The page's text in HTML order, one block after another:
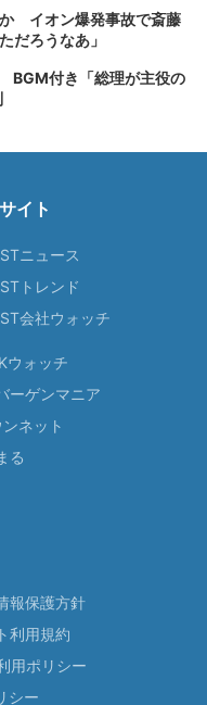
イオン爆発事故で斎藤
だろうなあ」
BGM付き「総理が主役の
イト
ニュース
トレンド
会社ウォッチ
ウォッチ
ーゲンマニア
ネット
る
報保護方針
利用規約
用ポリシー
シー